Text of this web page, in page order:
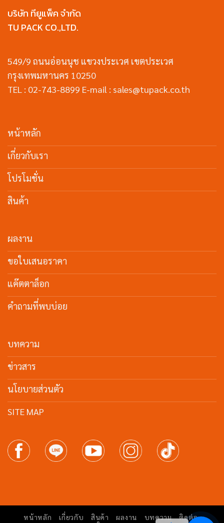
บริษัท ทียูแพ็ค จำกัด
TU PACK CO.,LTD.
549/9 ถนนอ่อนนุช แขวงประเวศ เขตประเวศ
กรุงเทพมหานคร 10250
TEL : 02-743-8899 E-mail : sales@tupack.co.th
หน้าหลัก
เกี่ยวกับเรา
โปรโมชั่น
สินค้า
ผลงาน
ขอใบเสนอราคา
แค๊ตตาล็อก
คำถามที่พบบ่อย
บทความ
ข่าวสาร
นโยบายส่วนตัว
SITE MAP
หน้าหลัก เกี่ยวกับ สินค้า ผลงาน บทความ
ติดต่อ